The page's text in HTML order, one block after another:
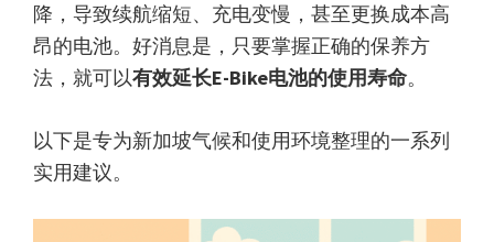
降，导致续航缩短、充电变慢，甚至更换成本高
昂的电池。好消息是，只要掌握正确的保养方
法，就可以有效延长E-Bike电池的使用寿命。
以下是专为新加坡气候和使用环境整理的一系列
实用建议。